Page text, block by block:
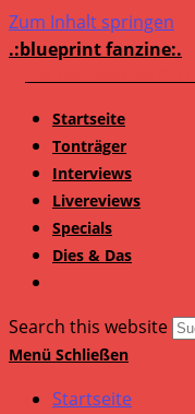
Zum Inhalt springen
.:blueprint fanzine:.
Startseite
Tonträger
Interviews
Livereviews
Specials
Dies & Das
Search this website
Menü Schließen
Startseite